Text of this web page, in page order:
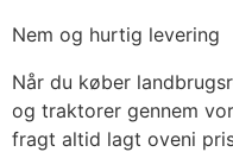
Nem og hurtig levering
Når du køber
og traktorer gennem
fragt altid lagt oveni